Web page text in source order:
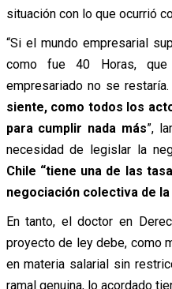
situación con lo que ocurrió
“Si el mundo empresarial
como fue 40 Horas, que
empresariado no se restaría.
siente, como todos los
para cumplir nada más”,
necesidad de legislar la
Chile “tiene una de las
negociación colectiva de la
En tanto, el doctor en
proyecto de ley debe, como
en materia salarial sin
ramal genuina, lo acordado